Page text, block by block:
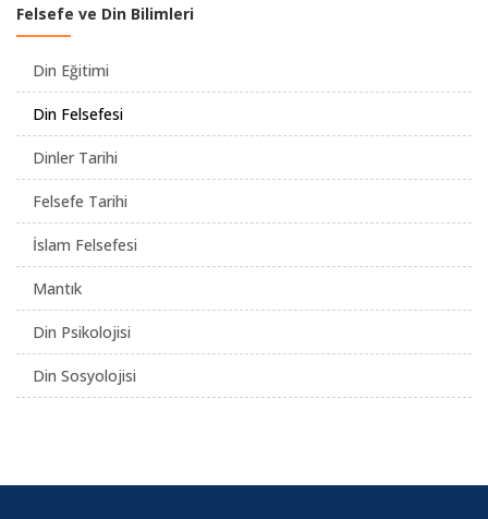
Felsefe ve Din Bilimleri
Din Eğitimi
Din Felsefesi
Dinler Tarihi
Felsefe Tarihi
İslam Felsefesi
Mantık
Din Psikolojisi
Din Sosyolojisi